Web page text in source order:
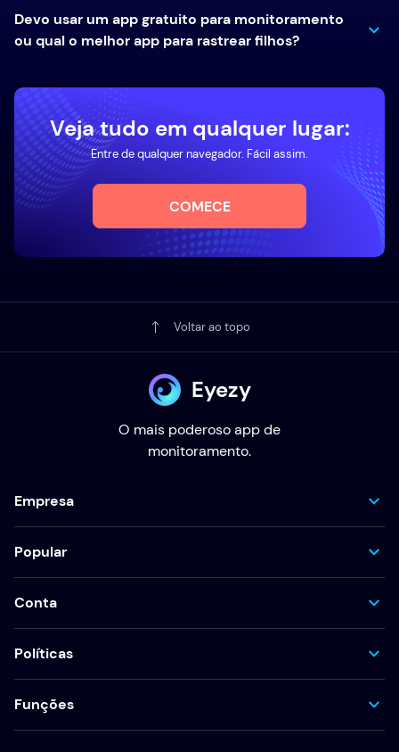
Devo usar um app gratuito para monitoramento
ou qual o melhor app para rastrear filhos?
Veja tudo em qualquer lugar:
Entre de qualquer navegador. Fácil assim.
COMECE
Voltar ao topo
Eyezy
O mais poderoso app de
monitoramento.
Empresa
Popular
Conta
Políticas
Funções